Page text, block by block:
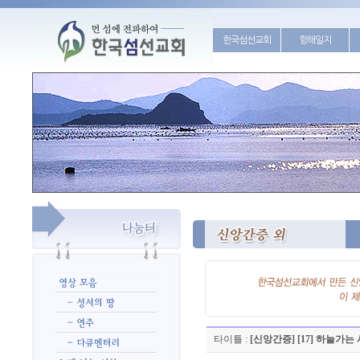
한국섬선교회 항해일지
타이틀 : [신앙간증] [17] 하늘가는